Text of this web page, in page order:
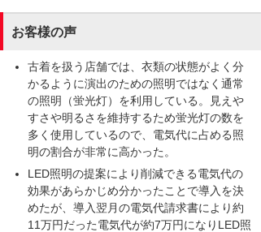
お客様の声
古着を扱う店舗では、衣類の状態がよく分
かるように演出のための照明ではなく通常
の照明（蛍光灯）を利用している。見えや
すさや明るさを維持するため蛍光灯の数を
多く使用しているので、電気代に占める照
明の割合が非常に高かった。
LED照明の提案により削減できる電気代の
効果があらかじめ分かったことで導入を決
めたが、導入翌月の電気代請求書により約
11万円だった電気代が約7万円になりLED照